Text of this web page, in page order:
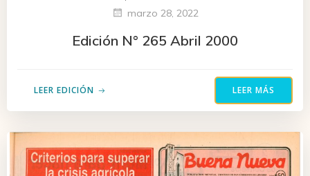
marzo 28, 2022
Edición N° 265 Abril 2000
LEER EDICIÓN LEER MÁS